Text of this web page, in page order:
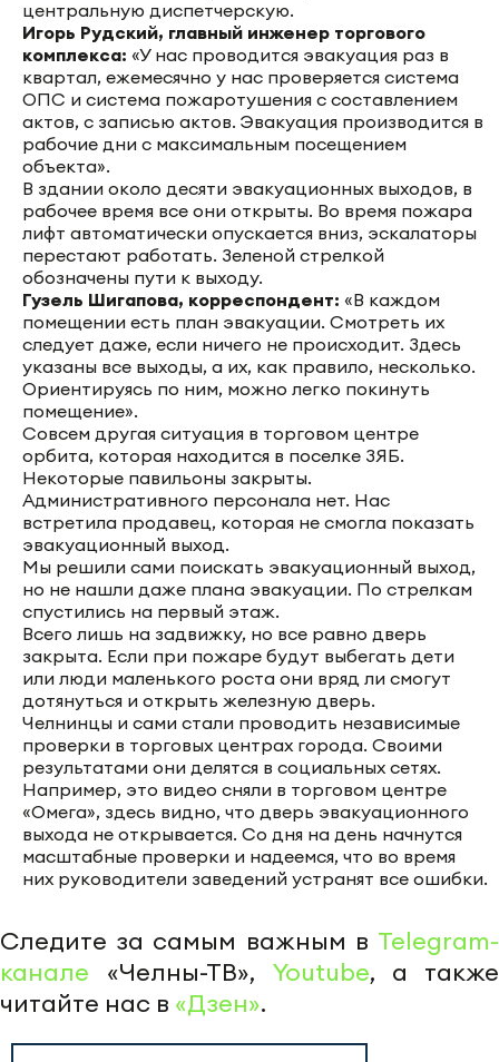
центральную диспетчерскую.
Игорь Рудский, главный инженер торгового
комплекса: «У нас проводится эвакуация раз в
квартал, ежемесячно у нас проверяется система
ОПС и система пожаротушения с составлением
актов, с записью актов. Эвакуация производится в
рабочие дни с максимальным посещением
объекта».
В здании около десяти эвакуационных выходов, в
рабочее время все они открыты. Во время пожара
лифт автоматически опускается вниз, эскалаторы
перестают работать. Зеленой стрелкой
обозначены пути к выходу.
Гузель Шигапова, корреспондент: «В каждом
помещении есть план эвакуации. Смотреть их
следует даже, если ничего не происходит. Здесь
указаны все выходы, а их, как правило, несколько.
Ориентируясь по ним, можно легко покинуть
помещение».
Совсем другая ситуация в торговом центре
орбита, которая находится в поселке ЗЯБ.
Некоторые павильоны закрыты.
Административного персонала нет. Нас
встретила продавец, которая не смогла показать
эвакуационный выход.
Мы решили сами поискать эвакуационный выход,
но не нашли даже плана эвакуации. По стрелкам
спустились на первый этаж.
Всего лишь на задвижку, но все равно дверь
закрыта. Если при пожаре будут выбегать дети
или люди маленького роста они вряд ли смогут
дотянуться и открыть железную дверь.
Челнинцы и сами стали проводить независимые
проверки в торговых центрах города. Своими
результатами они делятся в социальных сетях.
Например, это видео сняли в торговом центре
«Омега», здесь видно, что дверь эвакуационного
выхода не открывается. Со дня на день начнутся
масштабные проверки и надеемся, что во время
них руководители заведений устранят все ошибки.
Следите за самым важным в Telegram-
канале «Челны-ТВ», Youtube, а также
читайте нас в «Дзен».